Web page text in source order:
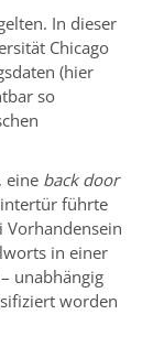
In dieser
Chicago
(hier
so
eine back door
führte
Vorhandensein
in einer
unabhängig
worden